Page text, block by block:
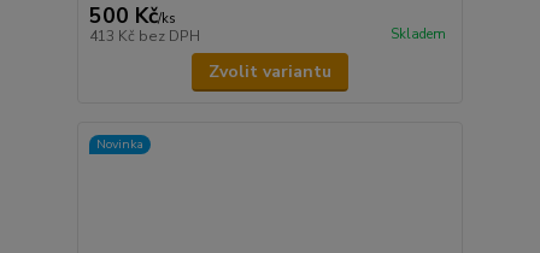
500 Kč/ks
413 Kč bez DPH Skladem
Zvolit variantu
Novinka